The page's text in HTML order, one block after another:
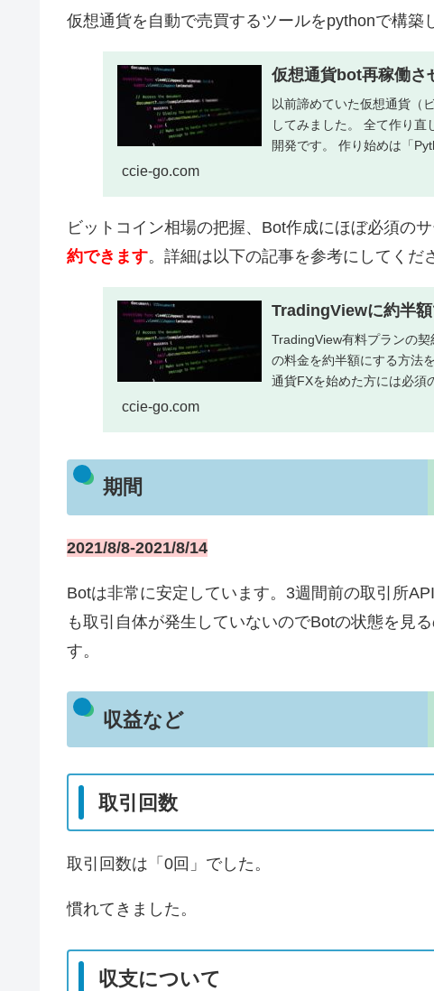
仮想通貨を自動で売買するツールをpythonで構築
仮想通貨bot再稼働さ
以前諦めていた仮想通貨（
してみました。 全て作り
開発です。 作り始めは「
ccie-go.com
ビットコイン相場の把握、Bot作成にほぼ必須の
約できます。詳細は以下の記事を参考にしてくだ
TradingViewに約半
TradingView有料プランの
の料金を約半額にする方法
通貨FXを始めた方には必須
ccie-go.com
期間
2021/8/8-2021/8/14
Botは非常に安定しています。3週間前の取引所
も取引自体が発生していないのでBotの状態を見
す。
収益など
取引回数
取引回数は「0回」でした。
慣れてきました。
収支について